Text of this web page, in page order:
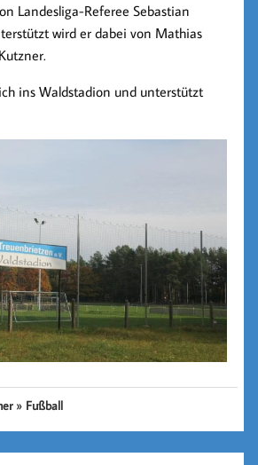
Landesliga-Referee Sebastian
wird er dabei von Mathias
ins Waldstadion und unterstützt
» Fußball